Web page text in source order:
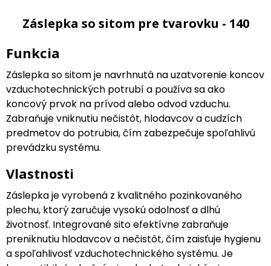
Záslepka so sitom pre tvarovku - 140
Funkcia
Záslepka so sitom je navrhnutá na uzatvorenie koncov
vzduchotechnických potrubí a používa sa ako
koncový prvok na prívod alebo odvod vzduchu.
Zabraňuje vniknutiu nečistôt, hlodavcov a cudzích
predmetov do potrubia, čím zabezpečuje spoľahlivú
prevádzku systému.
Vlastnosti
Záslepka je vyrobená z kvalitného pozinkovaného
plechu, ktorý zaručuje vysokú odolnosť a dlhú
životnosť. Integrované sito efektívne zabraňuje
preniknutiu hlodavcov a nečistôt, čím zaisťuje hygienu
a spoľahlivosť vzduchotechnického systému. Je